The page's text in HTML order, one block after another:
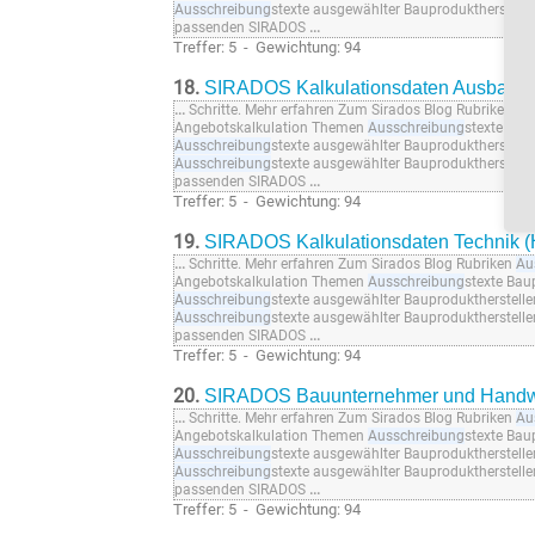
Ausschreibungstexte ausgewählter
passenden SIRADOS ...
Treffer: 5 - Gewichtung: 94
18. SIRADOS Kalkulationsdaten Ausbau
... Schritte. Mehr erfahren Zum Sirados Blog Rubriken
Angebotskalkulation Themen Ausschreibungstexte
Ausschreibungstexte ausgewählter
Ausschreibungstexte ausgewählter
passenden SIRADOS ...
Treffer: 5 - Gewichtung: 94
19. SIRADOS Kalkulationsdaten Technik
... Schritte. Mehr erfahren Zum Sirados Blog Rubriken
Angebotskalkulation Themen Ausschreibungstexte
Ausschreibungstexte ausgewählter
Ausschreibungstexte ausgewählter
passenden SIRADOS ...
Treffer: 5 - Gewichtung: 94
20. SIRADOS Bauunternehmer und
... Schritte. Mehr erfahren Zum Sirados Blog Rubriken
Angebotskalkulation Themen Ausschreibungstexte
Ausschreibungstexte ausgewählter
Ausschreibungstexte ausgewählter
passenden SIRADOS ...
Treffer: 5 - Gewichtung: 94